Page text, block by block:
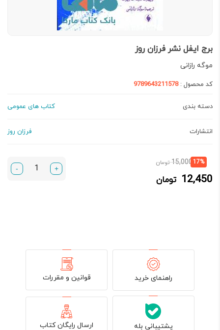
برج ایفل نشر فرزان روز
موگه رازانی
کد محصول :9789643211578
دسته بندی کتاب های عمومی
انتشارات فرزان روز
17%
15,000 تومانقیمت
12,450 تومان
قیمت
12,450 تومان.
+
-
راهنمای خرید قوانین و مقررات
پشتیبانی بله ارسال رایگان کتاب